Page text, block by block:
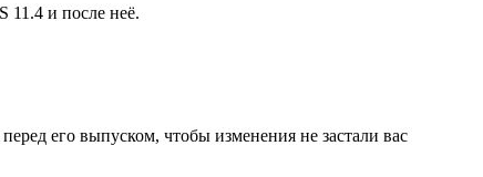
11.4 и после неё.
его выпуском, чтобы изменения не застали вас